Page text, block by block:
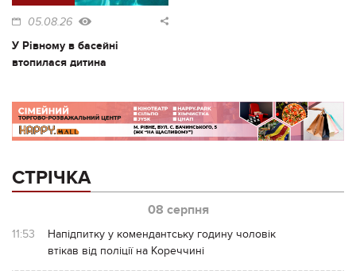
05.08.26
У Рівному в басейні
втопилася дитина
СТРІЧКА
08 серпня
11:53
Напідпитку у комендантську годину чоловік
втікав від поліції на Кореччині